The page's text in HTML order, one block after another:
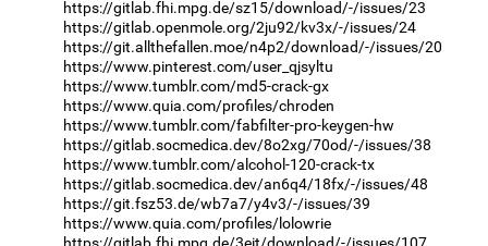
https://gitlab.fhi.mpg.de/sz15/download/-/issues/23
https://gitlab.openmole.org/2ju92/kv3x/-/issues/24
https://git.allthefallen.moe/n4p2/download/-/issues/20
https://www.pinterest.com/user_qjsyltu
https://www.tumblr.com/md5-crack-gx
https://www.quia.com/profiles/chroden
https://www.tumblr.com/fabfilter-pro-keygen-hw
https://gitlab.socmedica.dev/8o2xg/70od/-/issues/38
https://www.tumblr.com/alcohol-120-crack-tx
https://gitlab.socmedica.dev/an6q4/18fx/-/issues/48
https://git.fsz53.de/wb7a7/y4v3/-/issues/39
https://www.quia.com/profiles/lolowrie
https://gitlab.fhi.mpg.de/3eit/download/-/issues/107